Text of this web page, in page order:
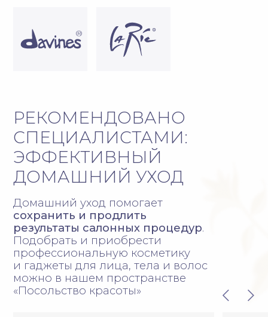
ООО «ПОСОЛЬСТВО КРАСОТЫ»
Юридический адрес:
690001,
Приморский край, г. Владивосток,
ул. Абрекская, д. 6, помещ. 1
Генеральный директор:
Кравченко Людмила Викторовна
ДОКУМЕНТЫ РЕКВИЗИТЫ
Все права защищены, 2026
ООО «Посольство красоты»
ИНН 2536287278
ОГРН 1152536008591